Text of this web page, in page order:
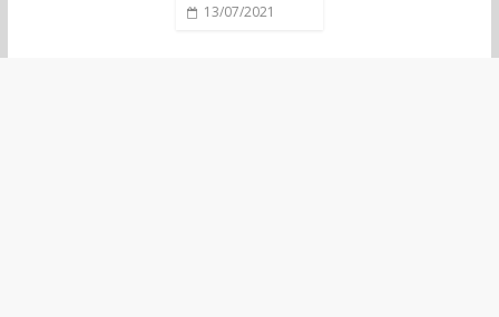
13/07/2021